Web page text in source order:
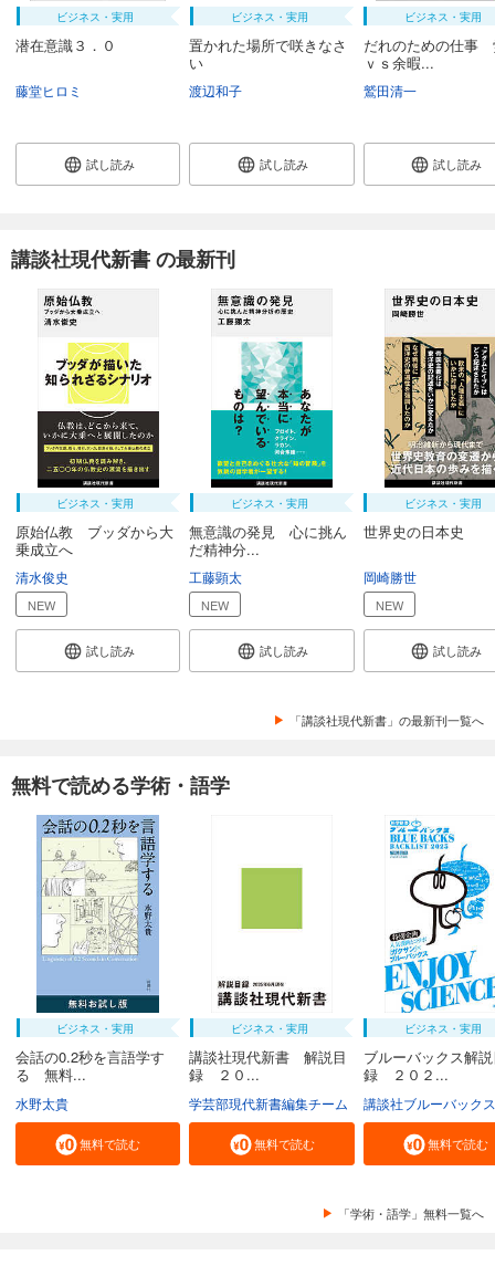
ビジネス・実用
潜在意識３．０
藤堂ヒロミ
試し読み
ビジネス・実用
置かれた場所で咲きなさ
い
渡辺和子
試し読み
ビジネス・実用
だれのための仕事
ｖｓ余暇...
鷲田清一
試し読み
講談社現代新書 の最新刊
ビジネス・実用
原始仏教 ブッダから大
乗成立へ
清水俊史
NEW
試し読み
ビジネス・実用
無意識の発見 心に挑ん
だ精神分...
工藤顕太
NEW
試し読み
ビジネス・実用
世界史の日本史
岡崎勝世
NEW
試し読み
「講談社現代新書」の最新刊一覧へ
無料で読める学術・語学
ビジネス・実用
会話の0.2秒を言語学す
る 無料...
水野太貴
無料で読む
ビジネス・実用
講談社現代新書 解説目
録 ２０...
学芸部現代新書編集チーム
無料で読む
ビジネス・実用
ブルーバックス解
録 ２０２...
講談社ブルーバックス
無料で読む
「学術・語学」無料一覧へ